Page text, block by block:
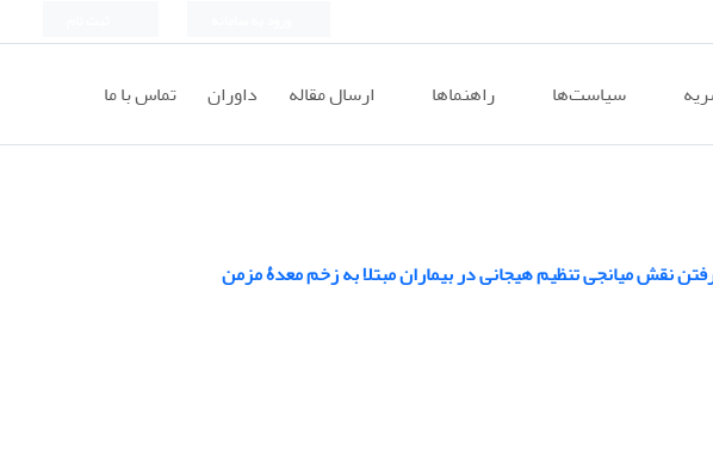
سیاست‌ها راهنماها ارسال مقاله داوران تماس با ما
نقش میانجی تنظیم هیجانی در بیماران مبتلا به زخم معدۀ مزمن